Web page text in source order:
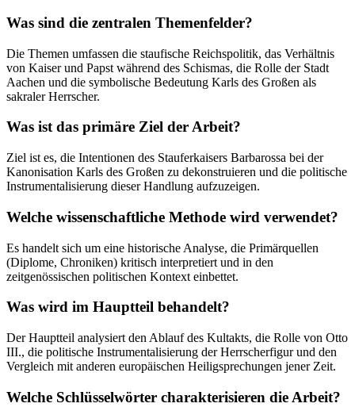
Was sind die zentralen Themenfelder?
Die Themen umfassen die staufische Reichspolitik, das Verhältnis
von Kaiser und Papst während des Schismas, die Rolle der Stadt
Aachen und die symbolische Bedeutung Karls des Großen als
sakraler Herrscher.
Was ist das primäre Ziel der Arbeit?
Ziel ist es, die Intentionen des Stauferkaisers Barbarossa bei der
Kanonisation Karls des Großen zu dekonstruieren und die politische
Instrumentalisierung dieser Handlung aufzuzeigen.
Welche wissenschaftliche Methode wird verwendet?
Es handelt sich um eine historische Analyse, die Primärquellen
(Diplome, Chroniken) kritisch interpretiert und in den
zeitgenössischen politischen Kontext einbettet.
Was wird im Hauptteil behandelt?
Der Hauptteil analysiert den Ablauf des Kultakts, die Rolle von Otto
III., die politische Instrumentalisierung der Herrscherfigur und den
Vergleich mit anderen europäischen Heiligsprechungen jener Zeit.
Welche Schlüsselwörter charakterisieren die Arbeit?